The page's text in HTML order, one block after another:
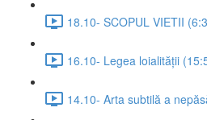
18.10- SCOPUL VIETII
16.10- Legea loialității
14.10- Arta subtilă a